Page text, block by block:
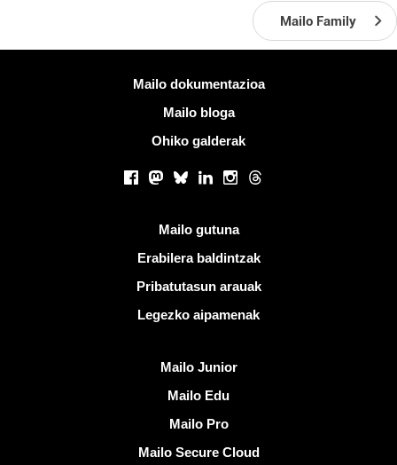
Mailo Family
Mailo dokumentazioa
Mailo bloga
Ohiko galderak
Facebook
Mastodon
BlueskyLinkedInInstagram
Threads
Mailo gutuna
Erabilera baldintzak
Pribatutasun arauak
Legezko aipamenak
Mailo Junior
Mailo Edu
Mailo Pro
Mailo Secure Cloud